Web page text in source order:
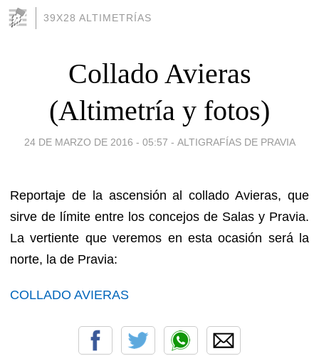
39X28 ALTIMETRÍAS
Collado Avieras
(Altimetría y fotos)
24 DE MARZO DE 2016 - 05:57 - ALTIGRAFÍAS DE PRAVIA
Reportaje de la ascensión al collado Avieras, que
sirve de límite entre los concejos de Salas y Pravia.
La vertiente que veremos en esta ocasión será la
norte, la de Pravia:
COLLADO AVIERAS